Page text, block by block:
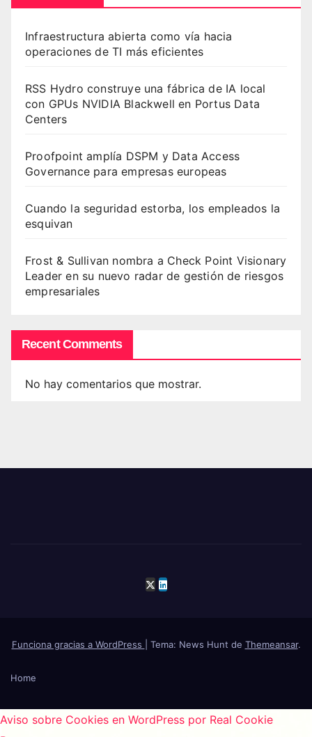
Infraestructura abierta como vía hacia
operaciones de TI más eficientes
RSS Hydro construye una fábrica de IA local
con GPUs NVIDIA Blackwell en Portus Data
Centers
Proofpoint amplía DSPM y Data Access
Governance para empresas europeas
Cuando la seguridad estorba, los empleados la
esquivan
Frost & Sullivan nombra a Check Point Visionary
Leader en su nuevo radar de gestión de riesgos
empresariales
Recent Comments
No hay comentarios que mostrar.
Funciona gracias a WordPress Tema: News Hunt de Themeansar.
Home
Aviso sobre Cookies en WordPress por Real Cookie